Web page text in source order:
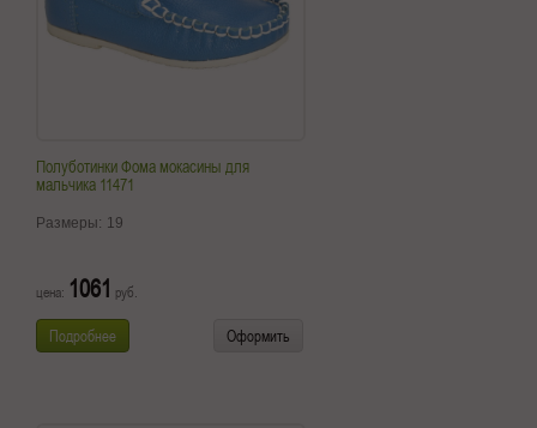
Полуботинки Фома мокасины для
мальчика 11471
Размеры: 19
цена: 1061 руб.
Подробнее Оформить